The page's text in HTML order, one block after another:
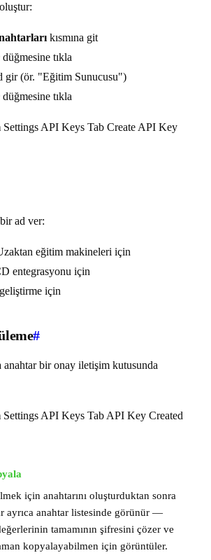
kısmına git
düğmesine tıkla
gir (ör. "Eğitim Sunucusu")
düğmesine tıkla
bir ad ver:
eğitim makineleri için
entegrasyonu için
için
#
bir onay iletişim kutusunda
için anahtarını oluşturduktan sonra
ayrıca anahtar listesinde görünür —
tamamının şifresini çözer ve
kopyalayabilmen için görüntüler.